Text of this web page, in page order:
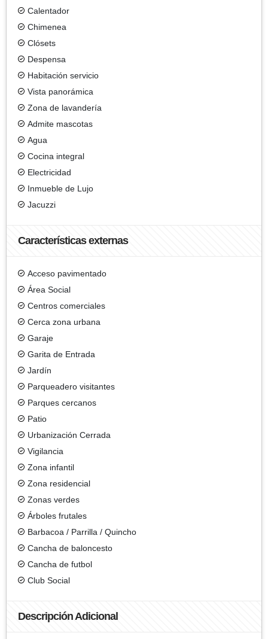
Calentador
Chimenea
Clósets
Despensa
Habitación servicio
Vista panorámica
Zona de lavandería
Admite mascotas
Agua
Cocina integral
Electricidad
Inmueble de Lujo
Jacuzzi
Características externas
Acceso pavimentado
Área Social
Centros comerciales
Cerca zona urbana
Garaje
Garita de Entrada
Jardín
Parqueadero visitantes
Parques cercanos
Patio
Urbanización Cerrada
Vigilancia
Zona infantil
Zona residencial
Zonas verdes
Árboles frutales
Barbacoa / Parrilla / Quincho
Cancha de baloncesto
Cancha de futbol
Club Social
Descripción Adicional